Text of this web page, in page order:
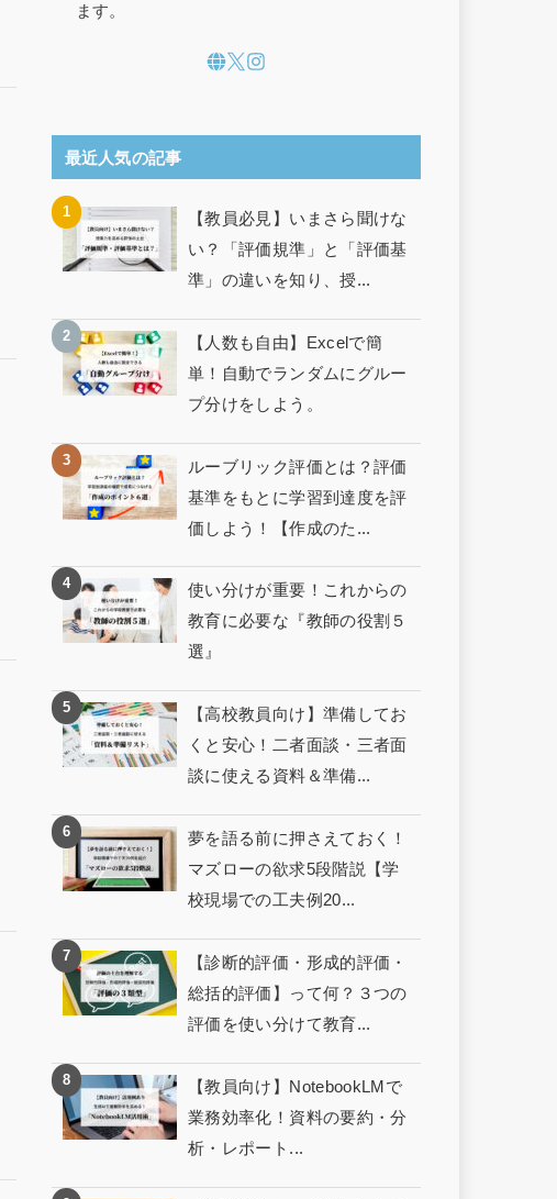
ます。
最近人気の記事
【教員必見】いまさら聞けな
い？「評価規準」と「評価基
準」の違いを知り、授...
【人数も自由】Excelで簡
単！自動でランダムにグルー
プ分けをしよう。
ルーブリック評価とは？評価
基準をもとに学習到達度を評
価しよう！【作成のた...
使い分けが重要！これからの
教育に必要な『教師の役割５
選』
【高校教員向け】準備してお
くと安心！二者面談・三者面
談に使える資料＆準備...
夢を語る前に押さえておく！
マズローの欲求5段階説【学
校現場での工夫例20...
【診断的評価・形成的評価・
総括的評価】って何？３つの
評価を使い分けて教育...
【教員向け】NotebookLMで
業務効率化！資料の要約・分
析・レポート...